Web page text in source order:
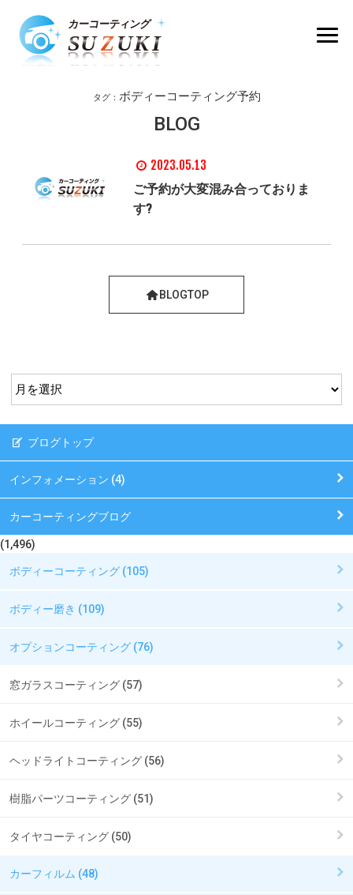
タグ： ボディーコーティング予約
BLOG
2023.05.13
ご予約が大変混み合っておりま
す?
BLOGTOP
ブログトップ
インフォメーション (4)
カーコーティングブログ
(1,496)
ボディーコーティング (105)
ボディー磨き (109)
オプションコーティング (76)
窓ガラスコーティング (57)
ホイールコーティング (55)
ヘッドライトコーティング (56)
樹脂パーツコーティング (51)
タイヤコーティング (50)
カーフィルム (48)